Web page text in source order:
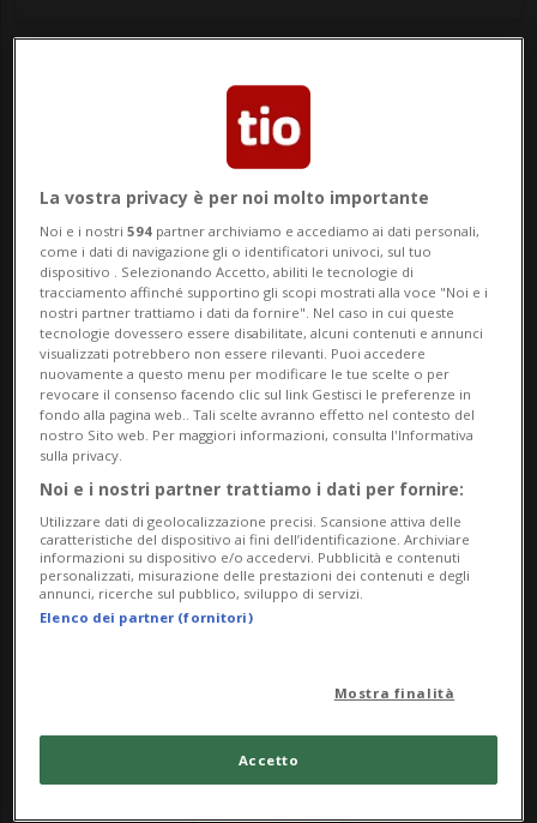
Notizie su 143
Segui le notizie e gli approfondimenti su
143.
CANTONE 3 anni
Telefono Amico, oltre 17'500
richieste d'aiuto nel 2022
La vostra privacy è per noi molto importante
Noi e i nostri594 partner archiviamo e accediamo ai dati personali,
come i dati di navigazione gli o identificatori univoci, sul tuo
dispositivo . Selezionando Accetto, abiliti le tecnologie di
tracciamento affinché supportino gli scopi mostrati alla voce "Noi e i
nostri partner trattiamo i dati da fornire". Nel caso in cui queste
tecnologie dovessero essere disabilitate, alcuni contenuti e annunci
visualizzati potrebbero non essere rilevanti. Puoi accedere
nuovamente a questo menu per modificare le tue scelte o per
revocare il consenso facendo clic sul link Gestisci le preferenze in
fondo alla pagina web.. Tali scelte avranno effetto nel contesto del
nostro Sito web. Per maggiori informazioni, consulta l'Informativa
sulla privacy.
Noi e i nostri partner trattiamo i dati per fornire:
Utilizzare dati di geolocalizzazione precisi. Scansione attiva delle
caratteristiche del dispositivo ai fini dell’identificazione. Archiviare
informazioni su dispositivo e/o accedervi. Pubblicità e contenuti
personalizzati, misurazione delle prestazioni dei contenuti e degli
annunci, ricerche sul pubblico, sviluppo di servizi.
Elenco dei partner (fornitori)
Mostra finalità
Accetto